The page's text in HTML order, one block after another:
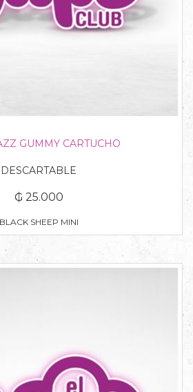
GUMMY CARTUCHO
DESCARTABLE
₲ 25.000
BLACK SHEEP MINI